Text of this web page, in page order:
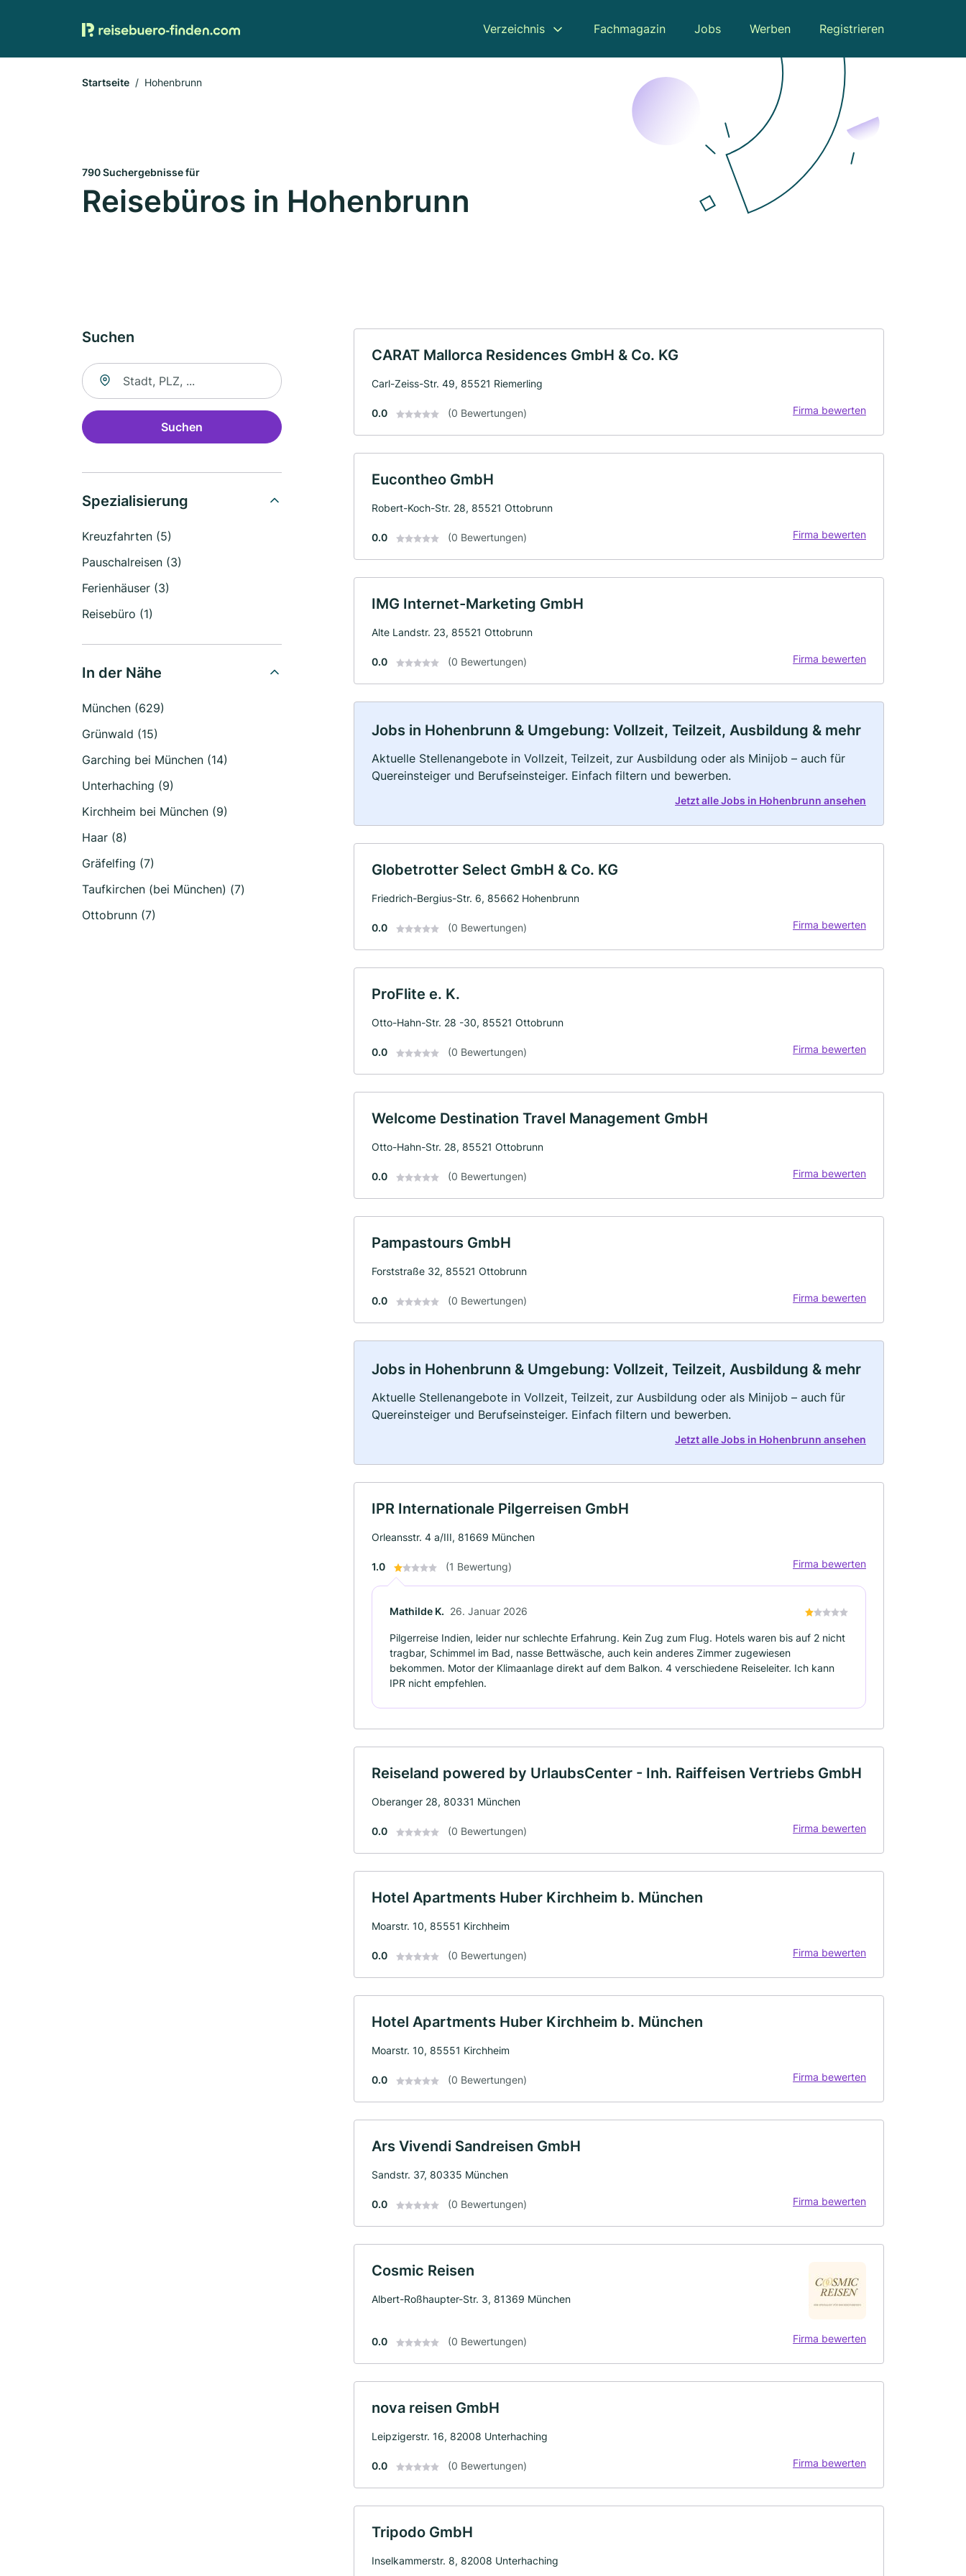
Verzeichnis Fachmagazin Jobs Werben Registrieren
Startseite Hohenbrunn
790 Suchergebnisse für
Reisebüros in Hohenbrunn
Suchen
Suche nach Ort
Suchen
Spezialisierung
Kreuzfahrten (5)
Pauschalreisen (3)
Ferienhäuser (3)
Reisebüro (1)
In der Nähe
München (629)
Grünwald (15)
Garching bei München (14)
Unterhaching (9)
Kirchheim bei München (9)
Haar (8)
Gräfelfing (7)
Taufkirchen (bei München) (7)
Ottobrunn (7)
CARAT Mallorca Residences GmbH & Co. KG
Carl-Zeiss-Str. 49, 85521 Riemerling
0.0 (0 Bewertungen) Firma bewerten
Eucontheo GmbH
Robert-Koch-Str. 28, 85521 Ottobrunn
0.0 (0 Bewertungen) Firma bewerten
IMG Internet-Marketing GmbH
Alte Landstr. 23, 85521 Ottobrunn
0.0 (0 Bewertungen) Firma bewerten
Jobs in Hohenbrunn & Umgebung: Vollzeit, Teilzeit, Ausbildung & mehr
Aktuelle Stellenangebote in Vollzeit, Teilzeit, zur Ausbildung oder als Minijob – auch für
Quereinsteiger und Berufseinsteiger. Einfach filtern und bewerben.
Jetzt alle Jobs in Hohenbrunn ansehen
Globetrotter Select GmbH & Co. KG
Friedrich-Bergius-Str. 6, 85662 Hohenbrunn
0.0 (0 Bewertungen) Firma bewerten
ProFlite e. K.
Otto-Hahn-Str. 28 -30, 85521 Ottobrunn
0.0 (0 Bewertungen) Firma bewerten
Welcome Destination Travel Management GmbH
Otto-Hahn-Str. 28, 85521 Ottobrunn
0.0 (0 Bewertungen) Firma bewerten
Pampastours GmbH
Forststraße 32, 85521 Ottobrunn
0.0 (0 Bewertungen) Firma bewerten
Jobs in Hohenbrunn & Umgebung: Vollzeit, Teilzeit, Ausbildung & mehr
Aktuelle Stellenangebote in Vollzeit, Teilzeit, zur Ausbildung oder als Minijob – auch für
Quereinsteiger und Berufseinsteiger. Einfach filtern und bewerben.
Jetzt alle Jobs in Hohenbrunn ansehen
IPR Internationale Pilgerreisen GmbH
Orleansstr. 4 a/III, 81669 München
1.0 (1 Bewertung) Firma bewerten
Mathilde K. 26. Januar 2026
Pilgerreise Indien, leider nur schlechte Erfahrung. Kein Zug zum Flug. Hotels waren bis auf 2 nicht
tragbar, Schimmel im Bad, nasse Bettwäsche, auch kein anderes Zimmer zugewiesen
bekommen. Motor der Klimaanlage direkt auf dem Balkon. 4 verschiedene Reiseleiter. Ich kann
IPR nicht empfehlen.
Reiseland powered by UrlaubsCenter - Inh. Raiffeisen Vertriebs GmbH
Oberanger 28, 80331 München
0.0 (0 Bewertungen) Firma bewerten
Hotel Apartments Huber Kirchheim b. München
Moarstr. 10, 85551 Kirchheim
0.0 (0 Bewertungen) Firma bewerten
Hotel Apartments Huber Kirchheim b. München
Moarstr. 10, 85551 Kirchheim
0.0 (0 Bewertungen) Firma bewerten
Ars Vivendi Sandreisen GmbH
Sandstr. 37, 80335 München
0.0 (0 Bewertungen) Firma bewerten
Cosmic Reisen
Albert-Roßhaupter-Str. 3, 81369 München
0.0 (0 Bewertungen) Firma bewerten
nova reisen GmbH
Leipzigerstr. 16, 82008 Unterhaching
0.0 (0 Bewertungen) Firma bewerten
Tripodo GmbH
Inselkammerstr. 8, 82008 Unterhaching